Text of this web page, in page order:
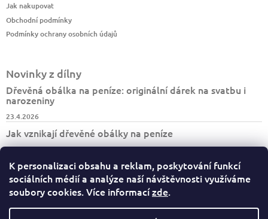
K personalizaci obsahu a reklam, poskytování funkcí
sociálních médií a analýze naší návštěvnosti využíváme
soubory cookies. Více informacízde.
Jak nakupovat
Obchodní podmínky
Podmínky ochrany osobních údajů
Novinky z dílny
Dřevěná obálka na peníze: originální dárek na svatbu i
narozeniny
23.4.2026
Jak vznikají dřevěné obálky na peníze
7.4.2026
Jak vzniká turistický deník BESKYDY
30.3.2026